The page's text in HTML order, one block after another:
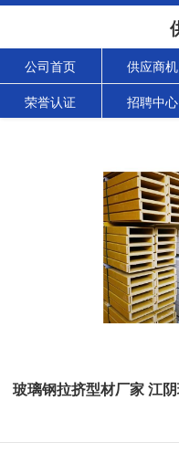
公司首页 供应商机
荣誉认证 招聘中心
玻璃钢拉挤型材厂家 江